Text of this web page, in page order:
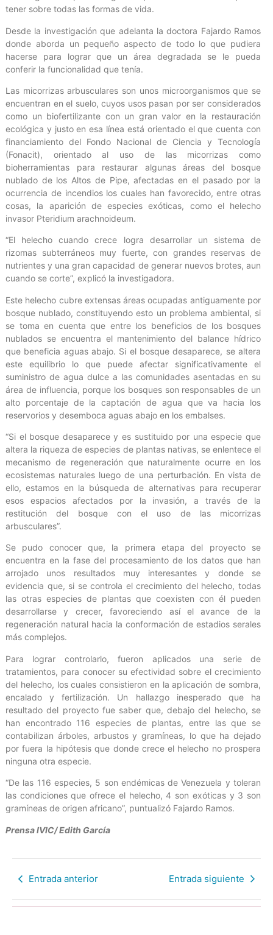
tener sobre todas las formas de vida.
Desde la investigación que adelanta la doctora Fajardo Ramos
donde aborda un pequeño aspecto de todo lo que pudiera
hacerse para lograr que un área degradada se le pueda
conferir la funcionalidad que tenía.
Las micorrizas arbusculares son unos microorganismos que se
encuentran en el suelo, cuyos usos pasan por ser considerados
como un biofertilizante con un gran valor en la restauración
ecológica y justo en esa línea está orientado el que cuenta con
financiamiento del Fondo Nacional de Ciencia y Tecnología
(Fonacit), orientado al uso de las micorrizas como
bioherramientas para restaurar algunas áreas del bosque
nublado de los Altos de Pipe, afectadas en el pasado por la
ocurrencia de incendios los cuales han favorecido, entre otras
cosas, la aparición de especies exóticas, como el helecho
invasor Pteridium arachnoideum.
“El helecho cuando crece logra desarrollar un sistema de
rizomas subterráneos muy fuerte, con grandes reservas de
nutrientes y una gran capacidad de generar nuevos brotes, aun
cuando se corte”, explicó la investigadora.
Este helecho cubre extensas áreas ocupadas antiguamente por
bosque nublado, constituyendo esto un problema ambiental, si
se toma en cuenta que entre los beneficios de los bosques
nublados se encuentra el mantenimiento del balance hídrico
que beneficia aguas abajo. Si el bosque desaparece, se altera
este equilibrio lo que puede afectar significativamente el
suministro de agua dulce a las comunidades asentadas en su
área de influencia, porque los bosques son responsables de un
alto porcentaje de la captación de agua que va hacia los
reservorios y desemboca aguas abajo en los embalses.
“Si el bosque desaparece y es sustituido por una especie que
altera la riqueza de especies de plantas nativas, se enlentece el
mecanismo de regeneración que naturalmente ocurre en los
ecosistemas naturales luego de una perturbación. En vista de
ello, estamos en la búsqueda de alternativas para recuperar
esos espacios afectados por la invasión, a través de la
restitución del bosque con el uso de las micorrizas
arbusculares”.
Se pudo conocer que, la primera etapa del proyecto se
encuentra en la fase del procesamiento de los datos que han
arrojado unos resultados muy interesantes y donde se
evidencia que, si se controla el crecimiento del helecho, todas
las otras especies de plantas que coexisten con él pueden
desarrollarse y crecer, favoreciendo así el avance de la
regeneración natural hacia la conformación de estadios serales
más complejos.
Para lograr controlarlo, fueron aplicados una serie de
tratamientos, para conocer su efectividad sobre el crecimiento
del helecho, los cuales consistieron en la aplicación de sombra,
encalado y fertilización. Un hallazgo inesperado que ha
resultado del proyecto fue saber que, debajo del helecho, se
han encontrado 116 especies de plantas, entre las que se
contabilizan árboles, arbustos y gramíneas, lo que ha dejado
por fuera la hipótesis que donde crece el helecho no prospera
ninguna otra especie.
“De las 116 especies, 5 son endémicas de Venezuela y toleran
las condiciones que ofrece el helecho, 4 son exóticas y 3 son
gramíneas de origen africano”, puntualizó Fajardo Ramos.
Prensa IVIC/ Edith García
Entrada anterior Entrada siguiente